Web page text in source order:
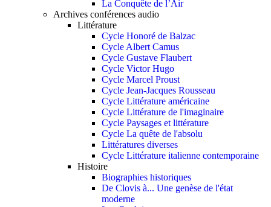
La Conquête de l’Air
Archives conférences audio
Littérature
Cycle Honoré de Balzac
Cycle Albert Camus
Cycle Gustave Flaubert
Cycle Victor Hugo
Cycle Marcel Proust
Cycle Jean-Jacques Rousseau
Cycle Littérature américaine
Cycle Littérature de l'imaginaire
Cycle Paysages et littérature
Cycle La quête de l'absolu
Littératures diverses
Cycle Littérature italienne contemporaine
Histoire
Biographies historiques
De Clovis à... Une genèse de l'état
moderne